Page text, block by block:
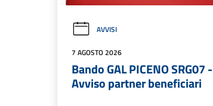
AVVISI
7 AGOSTO 2026
Bando GAL PICENO SRG07 -
Avviso partner beneficiari